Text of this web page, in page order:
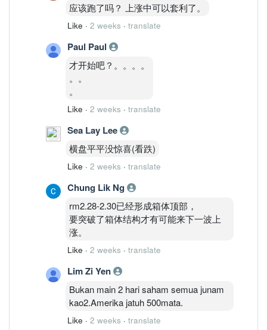
应该跑了吗？ 上涨中可以套利了。
Like · 2 weeks · translate
Paul Paul
才开始吧？。。。。
。。
。
Like · 2 weeks · translate
Sea Lay Lee
横盘平平没惊喜(看跌)
Like · 2 weeks · translate
Chung Lik Ng
rm2.28-2.30已经形成箱体顶部，
要突破了箱体结构才有可能来下一波上
涨。
Like · 2 weeks · translate
Lim Zi Yen
Bukan main 2 hari saham semua junam
kao2.Amerika jatuh 500mata.
Like · 2 weeks · translate